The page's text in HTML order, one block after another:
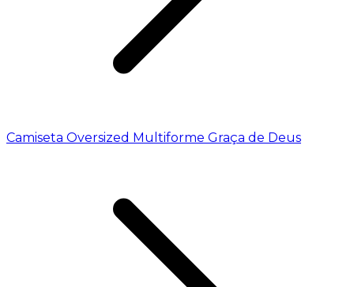
Camiseta Oversized Multiforme Graça de Deus